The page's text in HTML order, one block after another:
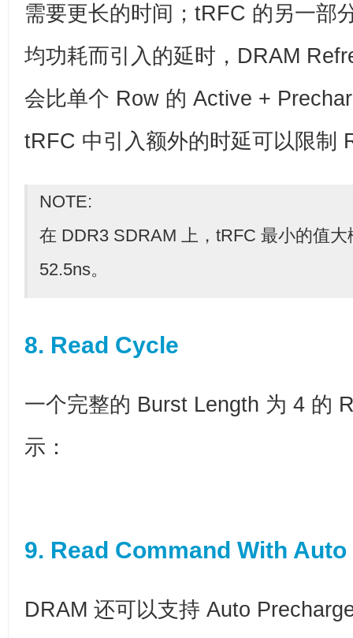
需要更长的时间；tRFC 的另一部
均功耗而引入的延时，DRAM
会比单个 Row 的 Active +
tRFC 中引入额外的时延可以限制
NOTE:
在 DDR3 SDRAM 上，tRFC 最小的值
52.5ns。
8. Read Cycle
一个完整的 Burst Length 为 4 的
示：
9. Read Command With
DRAM 还可以支持 Auto